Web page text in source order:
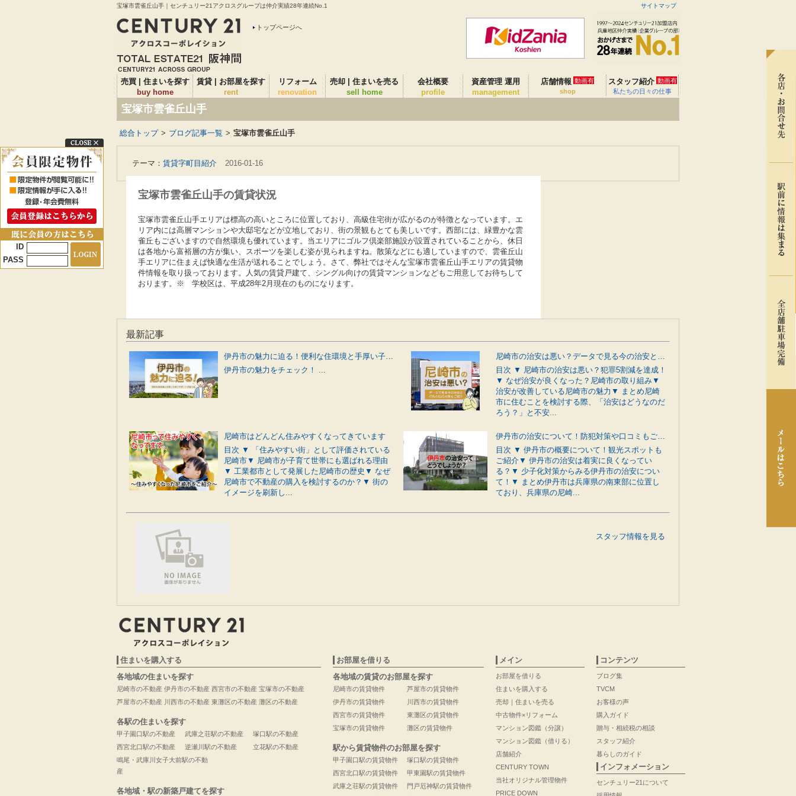
宝塚市雲雀丘山手｜センチュリー21アクロスグループは仲介実績28年連続No.1 サイトマップ
トップページへ
売買 | 住まいを探す
buy home
賃貸 | お部屋を探す
rent
リフォーム
renovation
売却 | 住まいを売る
sell home
会社概要
profile
資産管理 運用
management
店舗情報 動画有
shop
スタッフ紹介 動画有
私たちの日々の仕事
宝塚市雲雀丘山手
総合トップ > ブログ記事一覧 > 宝塚市雲雀丘山手
テーマ： 賃貸字町目紹介 2016-01-16
宝塚市雲雀丘山手の賃貸状況
宝塚市雲雀丘山手エリアは標高の高いところに位置しており、高級住宅街が広がるのが特徴となっています。エ
リア内には高層マンションや大邸宅などが立地しており、街の景観もとても美しいです。西部には、緑豊かな雲
雀丘もございますので自然環境も優れています。当エリアにゴルフ倶楽部施設が設置されていることから、休日
は各地から富裕層の方が集い、スポーツを楽しむ姿が見られますね。散策などにも適していますので、雲雀丘山
手エリアに住まえば快適な生活が送れることでしょう。さて、弊社ではそんな宝塚市雲雀丘山手エリアの賃貸物
件情報を取り扱っております。人気の賃貸戸建て、シングル向けの賃貸マンションなどもご用意してお待ちして
おります。※ 学校区は、平成28年2月現在のものになります。
最新記事
伊丹市の魅力に迫る！便利な住環境と手厚い子育てサポートが揃う街
伊丹市の魅力をチェック！ ...
尼崎市の治安は悪い？データで見る今の治安と行政の防犯対策をご紹介
目次 ▼ 尼崎市の治安は悪い？犯罪5割減を達成！
▼ なぜ治安が良くなった？尼崎市の取り組み▼
治安が改善している尼崎市の魅力▼ まとめ尼崎
市に住むことを検討する際、「治安はどうなのだ
ろう？」と不安...
尼崎市はどんどん住みやすくなってきています
目次 ▼ 「住みやすい街」として評価されている
尼崎市▼ 尼崎市が子育て世帯にも選ばれる理由
▼ 工業都市として発展した尼崎市の歴史▼ なぜ
尼崎市で不動産の購入を検討するのか？▼ 街の
イメージを刷新し...
伊丹市の治安について！防犯対策や口コミもご紹介
目次 ▼ 伊丹市の概要について！観光スポットも
ご紹介▼ 伊丹市の治安は着実に良くなってい
る？▼ 少子化対策からみる伊丹市の治安につい
て！▼ まとめ伊丹市は兵庫県の南東部に位置し
ており、兵庫県の尼崎...
スタッフ情報を見る
住まいを購入する
各地域の住まいを探す
尼崎市の不動産
芦屋市の不動産
伊丹市の不動産
川西市の不動産
西宮市の不動産
東灘区の不動産
宝塚市の不動産
灘区の不動産
各駅の住まいを探す
甲子園口駅の不動産
西宮北口駅の不動産
武庫之荘駅の不動産
逆瀬川駅の不動産
塚口駅の不動産
立花駅の不動産
鳴尾・武庫川女子大前駅の不動
産
各地域・駅の新築戸建てを探す
お部屋を借りる
各地域の賃貸のお部屋を探す
尼崎市の賃貸物件
伊丹市の賃貸物件
西宮市の賃貸物件
宝塚市の賃貸物件
芦屋市の賃貸物件
川西市の賃貸物件
東灘区の賃貸物件
灘区の賃貸物件
駅から賃貸物件のお部屋を探す
甲子園口駅の賃貸物件
西宮北口駅の賃貸物件
武庫之荘駅の賃貸物件
塚口駅の賃貸物件
甲東園駅の賃貸物件
門戸厄神駅の賃貸物件
メイン
お部屋を借りる
住まいを購入する
売却｜住まいを売る
中古物件×リフォーム
マンション図鑑（分譲）
マンション図鑑（借りる）
店舗紹介
CENTURY TOWN
当社オリジナル管理物件
PRICE DOWN
コンテンツ
ブログ集
TVCM
お客様の声
購入ガイド
贈与・相続税の相談
スタッフ紹介
暮らしのガイド
インフォメーション
センチュリー21について
ID
PASS